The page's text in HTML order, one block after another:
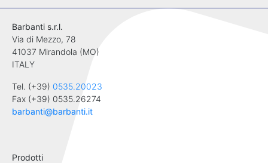
Barbanti s.r.l.
Via di Mezzo, 78
41037 Mirandola (MO)
ITALY
Tel. (+39) 0535.20023
Fax (+39) 0535.26274
barbanti@barbanti.it
Prodotti